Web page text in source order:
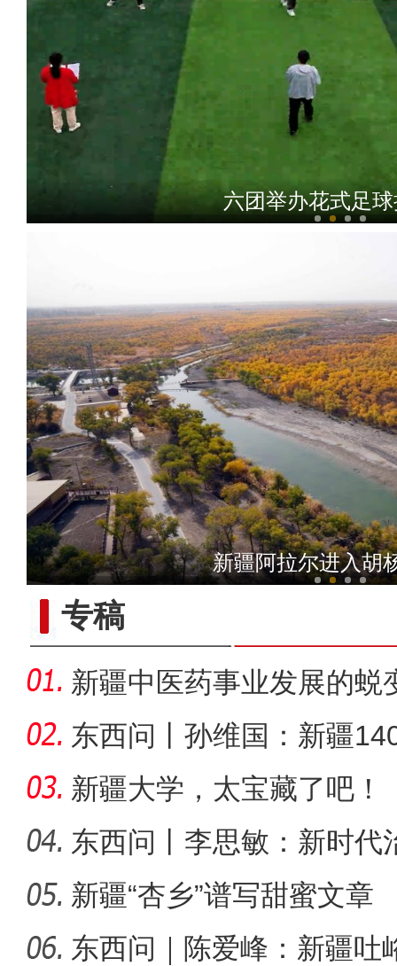
六团举办花式足
【与你为邻】吉国马戏表演
第一师六团西梅进
新疆阿拉尔进入胡
专稿
新疆中医药事业发展的蜕
东西问丨孙维国：新疆
了什么？
新疆大学，太宝藏了吧！
东西问丨李思敏：新时代
新疆“杏乡”谱写甜蜜文章
东西问｜陈爱峰：新疆吐